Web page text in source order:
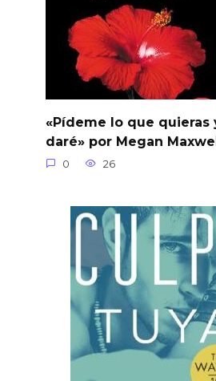
«Pídeme lo que quieras
daré» por Megan
0 26